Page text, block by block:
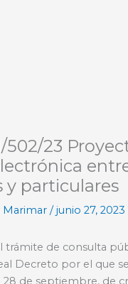
502/23
y particulares
Marimar /junio 27, 2023
trámite de consulta
Decreto por el que
28 de septiembre, de